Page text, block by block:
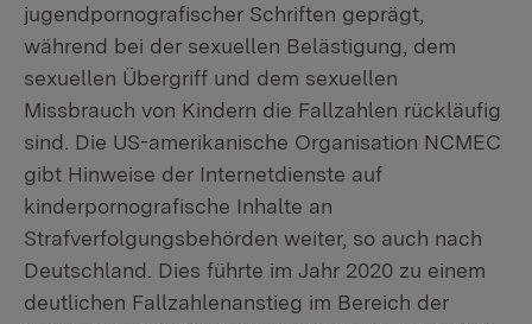
jugendpornografischer Schriften geprägt,
während bei der sexuellen Belästigung, dem
sexuellen Übergriff und dem sexuellen
Missbrauch von Kindern die Fallzahlen rückläufig
sind. Die US-amerikanische Organisation NCMEC
gibt Hinweise der Internetdienste auf
kinderpornografische Inhalte an
Strafverfolgungsbehörden weiter, so auch nach
Deutschland. Dies führte im Jahr 2020 zu einem
deutlichen Fallzahlenanstieg im Bereich der